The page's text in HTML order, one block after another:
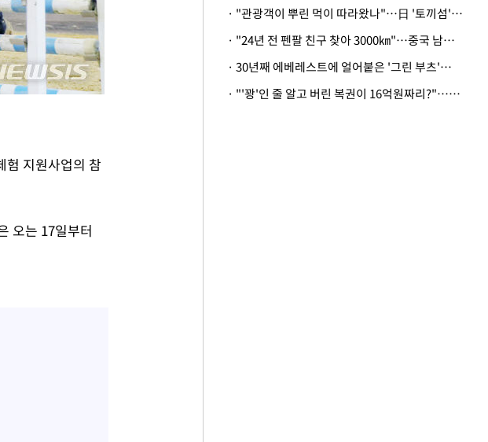
험 지원사업의 참
오는 17일부터
· "관광객이 뿌린 먹이 따라왔나"…日 '토끼섬' 멧돼지, 토끼까지 사냥
· "24년 전 펜팔 친구 찾아 3000㎞"…중국 남성 사연에 '뭉클'
· 30년째 에베레스트에 얼어붙은 '그린 부츠'…드디어 가족 품으로
· "'꽝'인 줄 알고 버린 복권이 16억원짜리?"…극적으로 되찾은 사연